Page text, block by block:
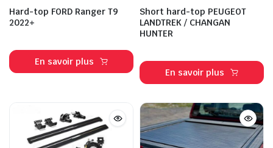
Hard-top FORD Ranger T9
2022+
En savoir plus
Short hard-top PEUGEOT
LANDTREK / CHANGAN
HUNTER
En savoir plus